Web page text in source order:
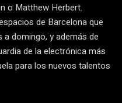
o Matthew Herbert.
de Barcelona que
domingo, y además de
de la electrónica más
para los nuevos talentos